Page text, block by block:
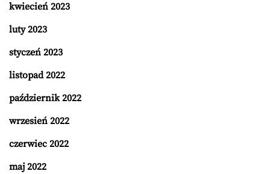
kwiecień 2023
luty 2023
styczeń 2023
listopad 2022
październik 2022
wrzesień 2022
czerwiec 2022
maj 2022